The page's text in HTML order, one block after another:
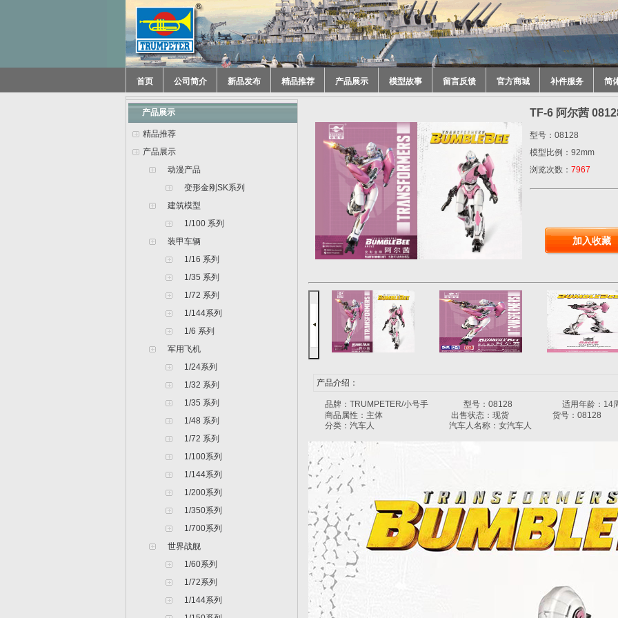
首页 公司简介 新品发布 精品推荐 产品展示 模型故事 留言反馈 官方商城 补件服务 简
产品展示
精品推荐
产品展示
动漫产品
变形金刚SK系列
建筑模型
1/100 系列
装甲车辆
1/16 系列
1/35 系列
1/72 系列
1/144系列
1/6 系列
军用飞机
1/24系列
1/32 系列
1/35 系列
1/48 系列
1/72 系列
1/100系列
1/144系列
1/200系列
1/350系列
1/700系列
世界战舰
1/60系列
1/72系列
1/144系列
TF-6 阿尔茜
型号：08128
模型比例：92mm
浏览次数： 7967
加入收藏
产品介绍：
品牌：TRUMPETER/小号手 型号：08128 适用年龄：14周
商品属性：主体 出售状态：现货 货号：08128
分类：汽车人 汽车人名称：女汽车人